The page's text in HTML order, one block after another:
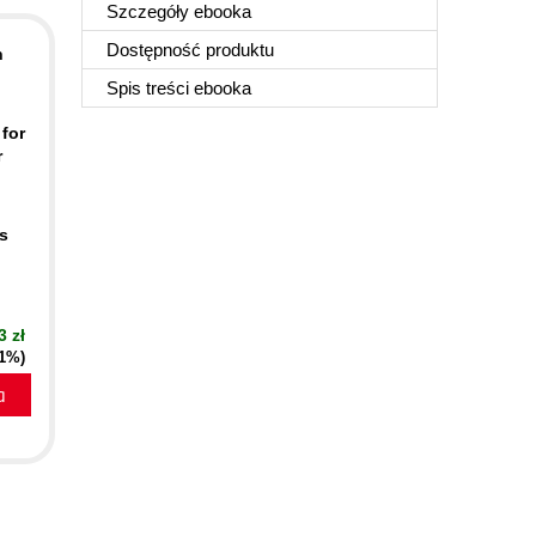
Szczegóły ebooka
Dostępność produktu
Spis treści ebooka
for
zł